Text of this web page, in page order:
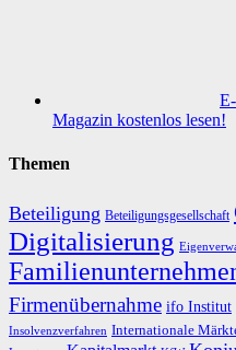
E-
Magazin kostenlos lesen!
Themen
Beteiligung Beteiligungsgesellschaft
Digitalisierung
Firmenübernahme ifo Institut
Insolvenzverfahren Internationale